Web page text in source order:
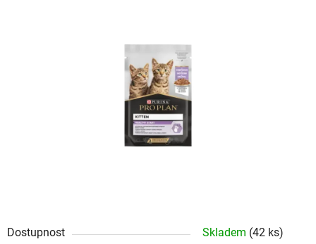
Dostupnost Skladem (42 ks)